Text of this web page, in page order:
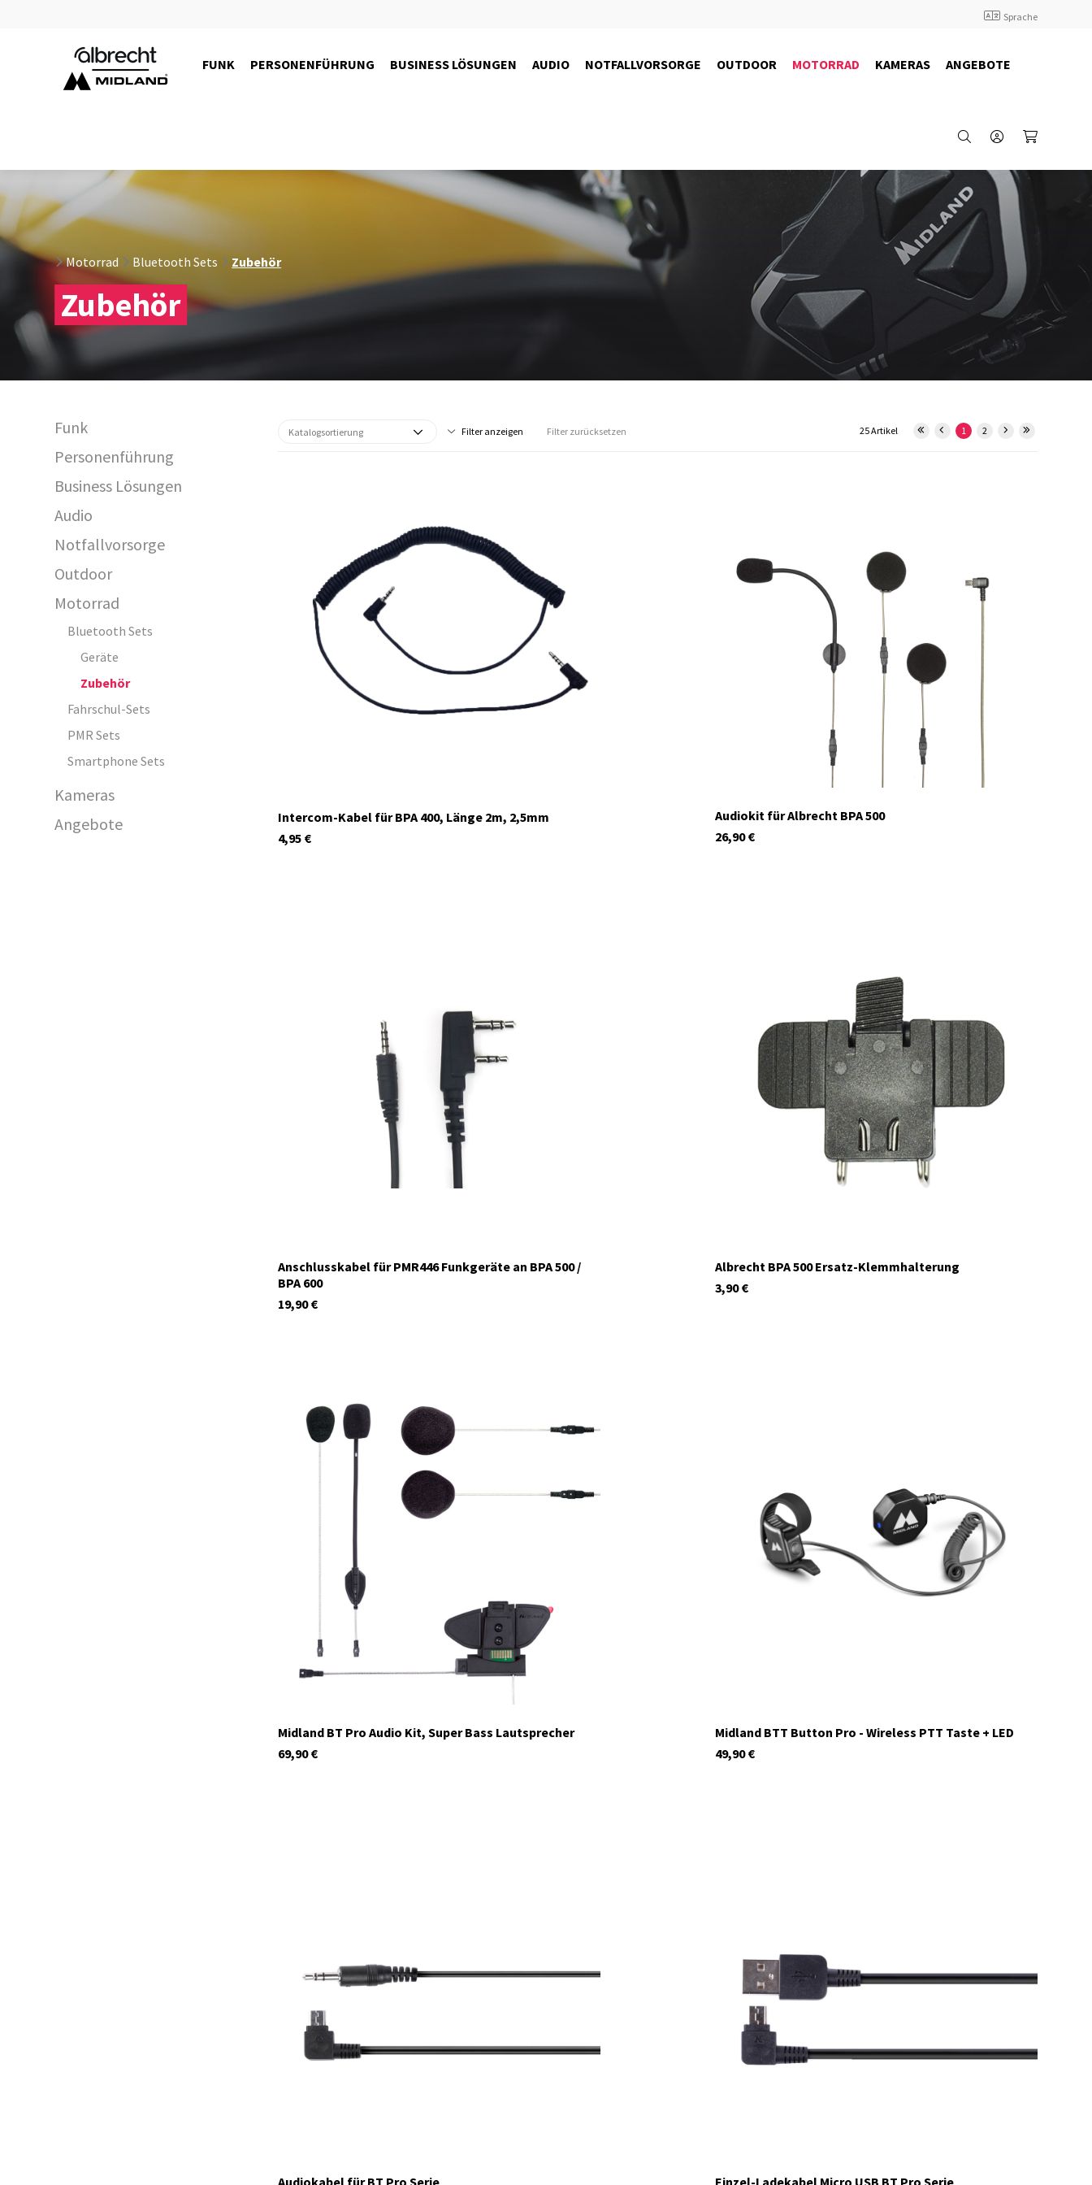
Sprache
FUNK PERSONENFÜHRUNG BUSINESS LÖSUNGEN AUDIO NOTFALLVORSORGE OUTDOOR MOTORRAD KAMERAS ANGEBOTE
Motorrad Bluetooth Sets Zubehör
Zubehör
Funk
Personenführung
Business Lösungen
Audio
Notfallvorsorge
Outdoor
Motorrad
Bluetooth Sets
Geräte
Zubehör
Fahrschul-Sets
PMR Sets
Smartphone Sets
Kameras
Angebote
Filter anzeigen Filter zurücksetzen 1 2
25 Artikel
Intercom-Kabel für BPA 400, Länge 2m, 2,5mm
€
4,95
Auf Lager
Audiokit für Albrecht BPA 500
€
26,90
15531
Anschlusskabel für PMR446 Funkgeräte an BPA 500 /
BPA 600
€
19,90
Auf Lager
Albrecht BPA 500 Ersatz-Klemmhalterung
€
3,90
Auf Lager
Midland BT Pro Audio Kit, Super Bass Lautsprecher
€
69,90
Auf Lager
Midland BTT Button Pro - Wireless PTT Taste + LED
€
49,90
C1448